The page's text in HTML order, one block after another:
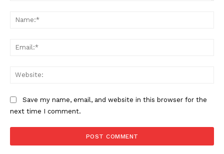
Save my name, email, and website in this browser for the
next time I comment.